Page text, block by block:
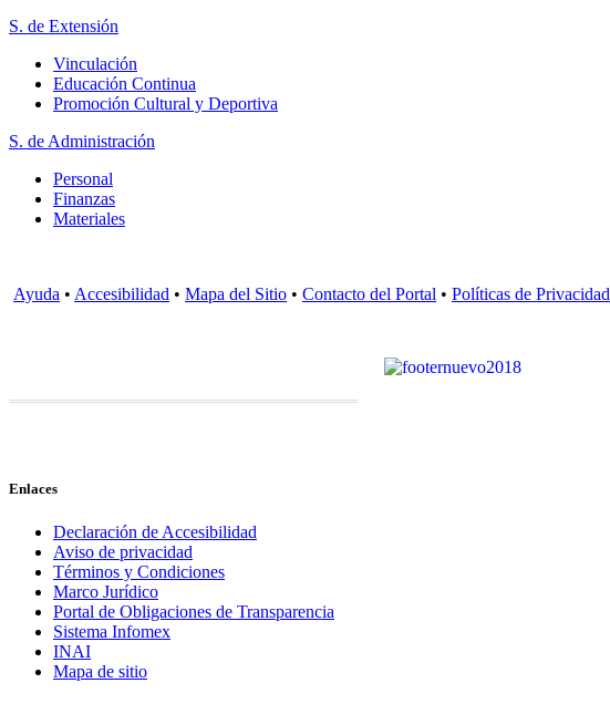
S. de Extensión
Vinculación
Educación Continua
Promoción Cultural y Deportiva
S. de Administración
Personal
Finanzas
Materiales
Ayuda • Accesibilidad • Mapa del Sitio • Contacto del Portal • Políticas de Privacidad
Enlaces
Declaración de Accesibilidad
Aviso de privacidad
Términos y Condiciones
Marco Jurídico
Portal de Obligaciones de Transparencia
Sistema Infomex
INAI
Mapa de sitio